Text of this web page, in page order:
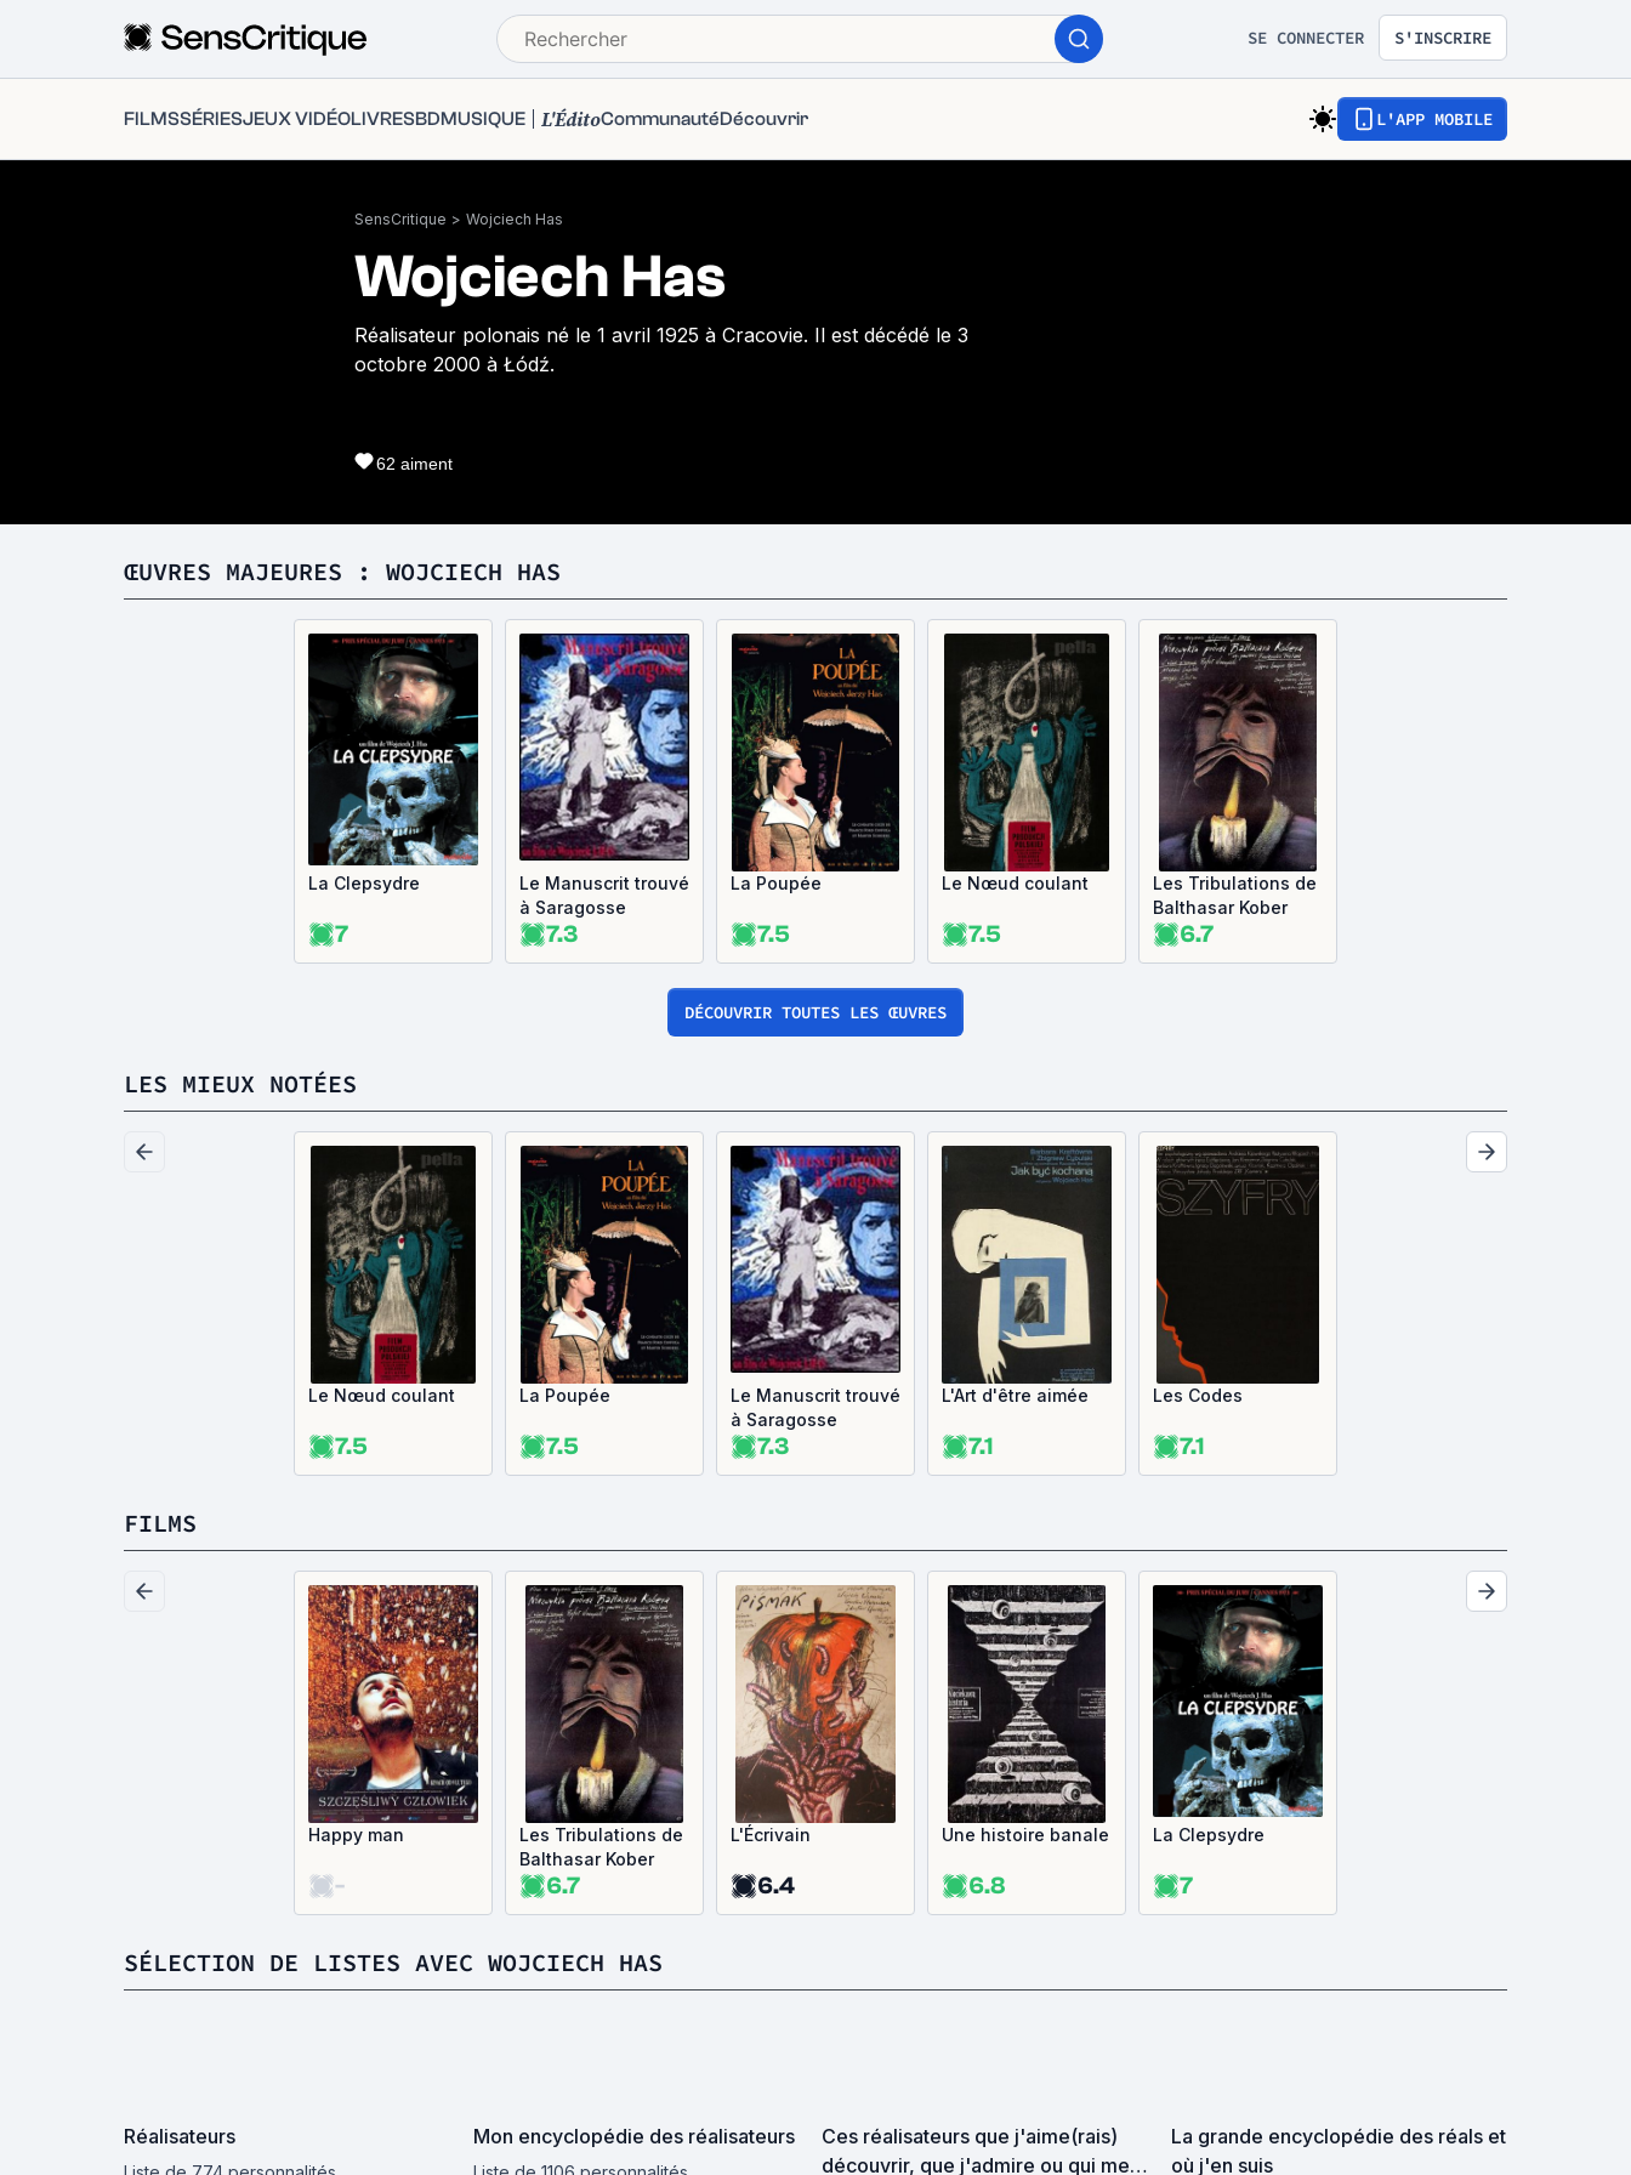
SE CONNECTER S'INSCRIRE
FILMSSÉRIESJEUX VIDÉOLIVRESBDMUSIQUE L'ÉditoCommunautéDécouvrir L'APP MOBILE
SensCritique > Wojciech Has
Wojciech Has
Réalisateur polonais né le 1 avril 1925 à Cracovie. Il est décédé le 3
octobre 2000 à Łódź.
62 aiment
ŒUVRES MAJEURES : WOJCIECH HAS
La Clepsydre
7
Le Manuscrit trouvé
à Saragosse
7.3
La Poupée
7.5
Le Nœud coulant
7.5
Les Tribulations de
Balthasar Kober
6.7
DÉCOUVRIR TOUTES LES ŒUVRES
LES MIEUX NOTÉES
Le Nœud coulant
7.5
La Poupée
7.5
Le Manuscrit trouvé
à Saragosse
7.3
L'Art d'être aimée
7.1
Les Codes
7.1
FILMS
Happy man
-
Les Tribulations de
Balthasar Kober
6.7
L'Écrivain
6.4
Une histoire banale
6.8
La Clepsydre
7
SÉLECTION DE LISTES AVEC WOJCIECH HAS
Réalisateurs Mon encyclopédie des réalisateurs
Ces réalisateurs que j'aime(rais)
découvrir, que j'admire ou qui me
La grande encyclopédie des réals et
où j'en suis